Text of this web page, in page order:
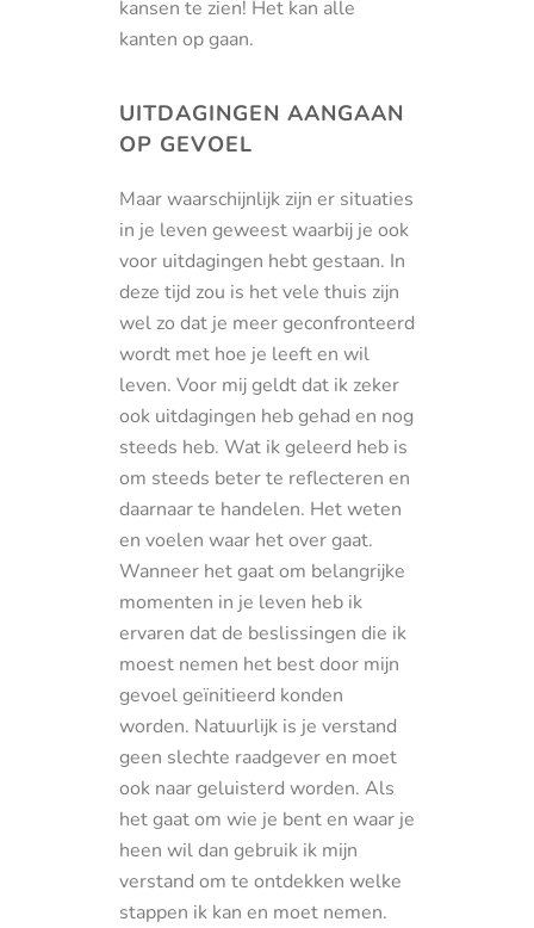
kansen te zien! Het kan alle
kanten op gaan.
UITDAGINGEN AANGAAN
OP GEVOEL
Maar waarschijnlijk zijn er situaties
in je leven geweest waarbij je ook
voor uitdagingen hebt gestaan. In
deze tijd zou is het vele thuis zijn
wel zo dat je meer geconfronteerd
wordt met hoe je leeft en wil
leven. Voor mij geldt dat ik zeker
ook uitdagingen heb gehad en nog
steeds heb. Wat ik geleerd heb is
om steeds beter te reflecteren en
daarnaar te handelen. Het weten
en voelen waar het over gaat.
Wanneer het gaat om belangrijke
momenten in je leven heb ik
ervaren dat de beslissingen die ik
moest nemen het best door mijn
gevoel geïnitieerd konden
worden. Natuurlijk is je verstand
geen slechte raadgever en moet
ook naar geluisterd worden. Als
het gaat om wie je bent en waar je
heen wil dan gebruik ik mijn
verstand om te ontdekken welke
stappen ik kan en moet nemen.